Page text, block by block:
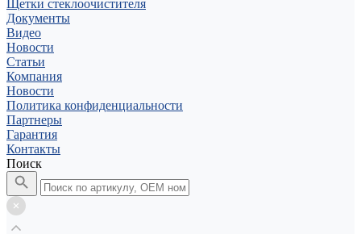
Щетки стеклоочистителя
Документы
Видео
Новости
Статьи
Компания
Новости
Политика конфиденциальности
Партнеры
Гарантия
Контакты
Поиск